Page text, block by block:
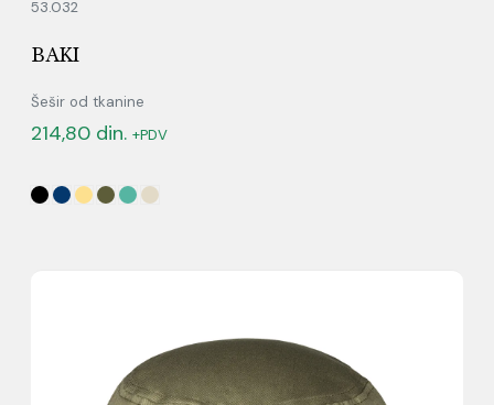
53.032
BAKI
Šešir od tkanine
214,80 din. +PDV